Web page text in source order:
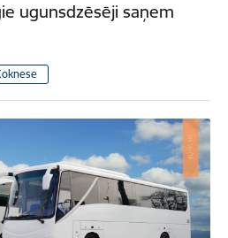
ugunsdzēsēji saņem